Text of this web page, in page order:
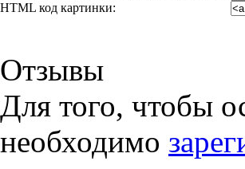
HTML код картинки:
Отзывы
Для того, чтобы
необходимо